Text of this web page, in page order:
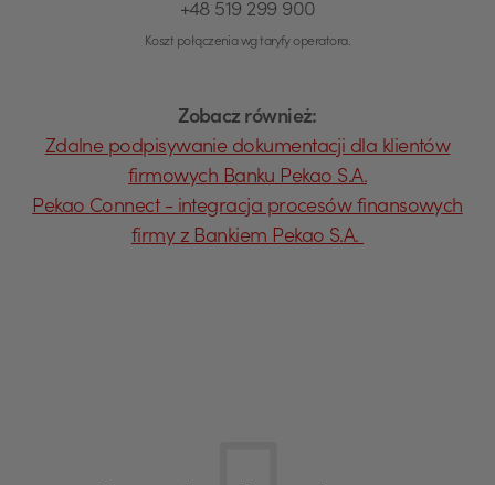
+48 519 299 900
Koszt połączenia wg taryfy operatora.
Zobacz również:
Zdalne podpisywanie dokumentacji dla klientów
firmowych Banku Pekao S.A.
Pekao Connect - integracja procesów finansowych
firmy z Bankiem Pekao S.A.